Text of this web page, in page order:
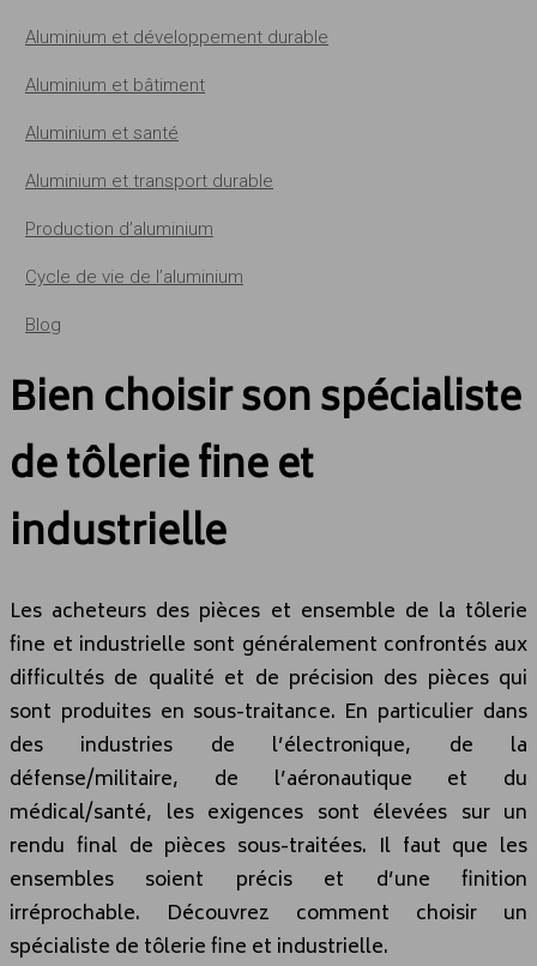
Aluminium et développement durable
Aluminium et bâtiment
Aluminium et santé
Aluminium et transport durable
Production d’aluminium
Cycle de vie de l’aluminium
Blog
Bien choisir son spécialiste
de tôlerie fine et
industrielle
Les acheteurs des pièces et ensemble de la tôlerie
fine et industrielle sont généralement confrontés aux
difficultés de qualité et de précision des pièces qui
sont produites en sous-traitance. En particulier dans
des industries de l’électronique, de la
défense/militaire, de l’aéronautique et du
médical/santé, les exigences sont élevées sur un
rendu final de pièces sous-traitées. Il faut que les
ensembles soient précis et d’une finition
irréprochable. Découvrez comment choisir un
spécialiste de tôlerie fine et industrielle.